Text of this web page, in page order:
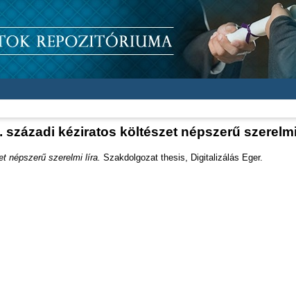
századi kéziratos költészet népszerű
népszerű szerelmi líra. Szakdolgozat thesis, Digitalizálás Eger.